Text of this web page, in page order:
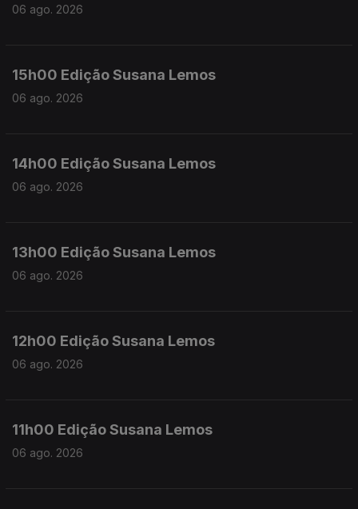
06 ago. 2026
15h00 Edição Susana Lemos
06 ago. 2026
14h00 Edição Susana Lemos
06 ago. 2026
13h00 Edição Susana Lemos
06 ago. 2026
12h00 Edição Susana Lemos
06 ago. 2026
11h00 Edição Susana Lemos
06 ago. 2026